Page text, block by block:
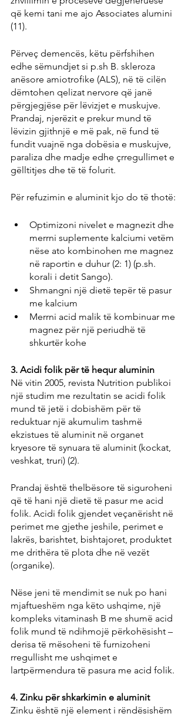
që kemi tani me ajo Associates alumini
(11).
Përveç demencës, këtu përfshihen
edhe sëmundjet si p.sh B. skleroza
anësore amiotrofike (ALS), në të cilën
dëmtohen qelizat nervore që janë
përgjegjëse për lëvizjet e muskujve.
Prandaj, njerëzit e prekur mund të
lëvizin gjithnjë e më pak, në fund të
fundit vuajnë nga dobësia e muskujve,
paraliza dhe madje edhe çrregullimet e
gëlltitjes dhe të të folurit.
Për refuzimin e aluminit kjo do të thotë:
Optimizoni nivelet e magnezit dhe
merrni suplemente kalciumi vetëm
nëse ato kombinohen me magnez
në raportin e duhur (2: 1) (p.sh.
korali i detit Sango).
Shmangni një dietë tepër të pasur
me kalcium
Merrni acid malik të kombinuar me
magnez për një periudhë të
shkurtër kohe
3. Acidi folik për të hequr aluminin
Në vitin 2005, revista Nutrition publikoi
një studim me rezultatin se acidi folik
mund të jetë i dobishëm për të
reduktuar një akumulim tashmë
ekzistues të aluminit në organet
kryesore të synuara të aluminit (kockat,
veshkat, truri) (2).
Prandaj është thelbësore të siguroheni
që të hani një dietë të pasur me acid
folik. Acidi folik gjendet veçanërisht në
perimet me gjethe jeshile, perimet e
lakrës, barishtet, bishtajoret, produktet
me drithëra të plota dhe në vezët
(organike).
Nëse jeni të mendimit se nuk po hani
mjaftueshëm nga këto ushqime, një
kompleks vitaminash B me shumë acid
folik mund të ndihmojë përkohësisht –
derisa të mësoheni të furnizoheni
rregullisht me ushqimet e
lartpërmendura të pasura me acid folik.
4. Zinku për shkarkimin e aluminit
Zinku është një element i rëndësishëm